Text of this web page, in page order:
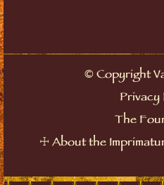
©Copyright
Privacy
The
☩ About the